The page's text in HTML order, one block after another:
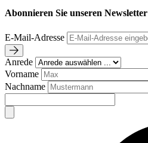
Abonnieren Sie unseren Newsletter
E-Mail-Adresse
Anrede
Vorname
Nachname